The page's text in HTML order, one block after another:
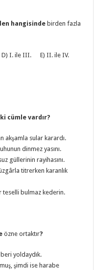
hangisinde birden fazla
I. ile III. E) II. ile IV.
cümle vardır?
akşamla sular karardı.
dinmez yasını.
güllerinin rayihasını.
titrerken karanlık
teselli bulmaz kederin.
özne ortaktır?
yoldaydık.
şimdi ise harabe